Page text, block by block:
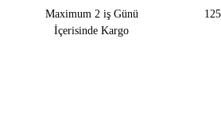
Maximum 2 iş Günü
İçerisinde Kargo